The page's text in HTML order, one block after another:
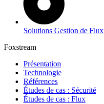
Solutions Gestion de Flux
Foxstream
Présentation
Technologie
Références
Études de cas : Sécurité
Études de cas : Flux